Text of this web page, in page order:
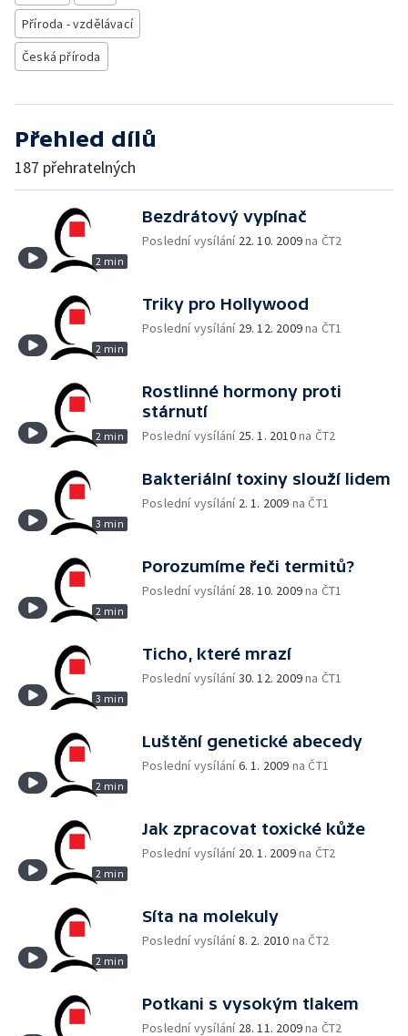
Příroda - vzdělávací
Česká příroda
Přehled dílů
187 přehratelných
2 min
Bezdrátový vypínač
Poslední vysílání 22. 10. 2009na ČT2
2 min
Triky pro Hollywood
Poslední vysílání 29. 12. 2009na ČT1
2 min
Rostlinné hormony proti
stárnutí
Poslední vysílání 25. 1. 2010na ČT2
3 min
Bakteriální toxiny slouží lidem
Poslední vysílání 2. 1. 2009 na ČT1
2 min
Porozumíme řeči termitů?
Poslední vysílání 28. 10. 2009na ČT1
3 min
Ticho, které mrazí
Poslední vysílání30. 12. 2009na ČT1
2 min
Luštění genetické abecedy
Poslední vysílání6. 1. 2009 na ČT1
2 min
Jak zpracovat toxické kůže
Poslední vysílání 20. 1. 2009na ČT2
2 min
Síta na molekuly
Poslední vysílání8. 2. 2010 na ČT2
Potkani s vysokým tlakem
Poslední vysílání 28. 11. 2009na ČT2